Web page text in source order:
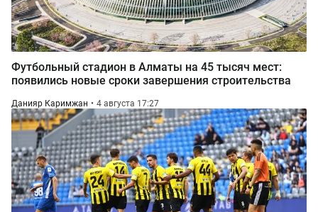
Футбольный стадион в Алматы на 45 тысяч мест:
появились новые сроки завершения строительства
Данияр Каримжан 4 августа 17:27